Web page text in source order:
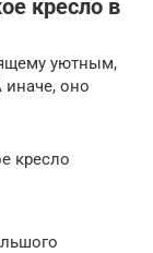
кресло в
уютным,
иначе, оно
кресло